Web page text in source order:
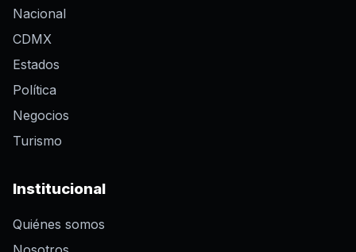
Nacional
CDMX
Estados
Política
Negocios
Turismo
Institucional
Quiénes somos